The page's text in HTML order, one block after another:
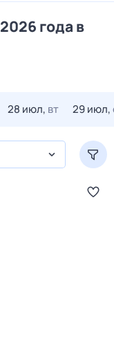
года в
28 июл, вт 29 июл,